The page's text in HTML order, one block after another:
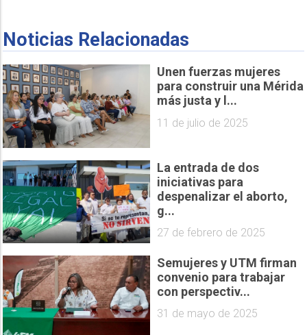
Noticias Relacionadas
Unen fuerzas mujeres
para construir una Mérida
más justa y l...
11 de julio de 2025
La entrada de dos
iniciativas para
despenalizar el aborto,
g...
27 de febrero de 2025
Semujeres y UTM firman
convenio para trabajar
con perspectiv...
31 de mayo de 2025